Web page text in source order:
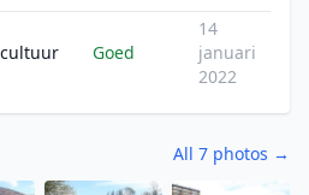
Goed
14
januari
2022
All 7 photos →